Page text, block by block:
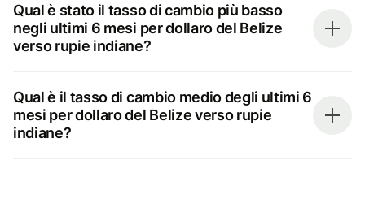
Qual è stato il tasso di cambio più basso
negli ultimi 6 mesi per dollaro del Belize
verso rupie indiane?
Qual è il tasso di cambio medio degli ultimi 6
mesi per dollaro del Belize verso rupie
indiane?